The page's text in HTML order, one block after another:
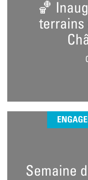
🏀
terrains
Semaine